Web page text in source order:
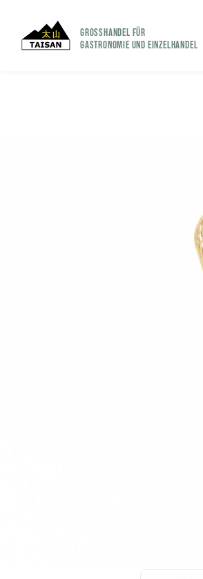
GROSSHANDEL FÜR
GASTRONOMIE UND EINZELHANDEL